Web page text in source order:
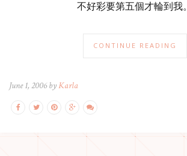
不好彩要第五個才輪到我。
CONTINUE READING
June 1, 2006 byKarla